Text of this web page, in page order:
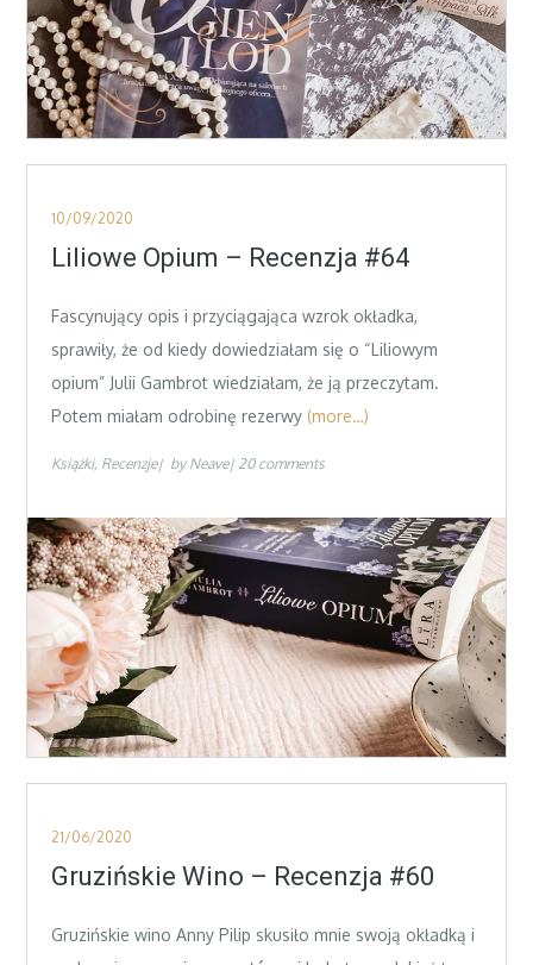
Posted
on
10/09/2020
Liliowe Opium – Recenzja #64
Fascynujący opis i przyciągająca wzrok okładka,
sprawiły, że od kiedy dowiedziałam się o “Liliowym
opium” Julii Gambrot wiedziałam, że ją przeczytam.
Potem miałam odrobinę rezerwy (more…)
Książki Recenzje by Neave 20 comments
Posted
on
21/06/2020
Gruzińskie Wino – Recenzja #60
Gruzińskie wino Anny Pilip skusiło mnie swoją okładką i